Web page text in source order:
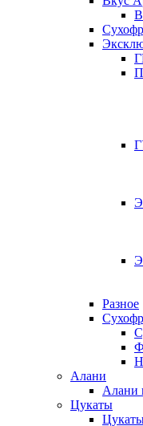
Разное
Алани
Алани
Цукаты